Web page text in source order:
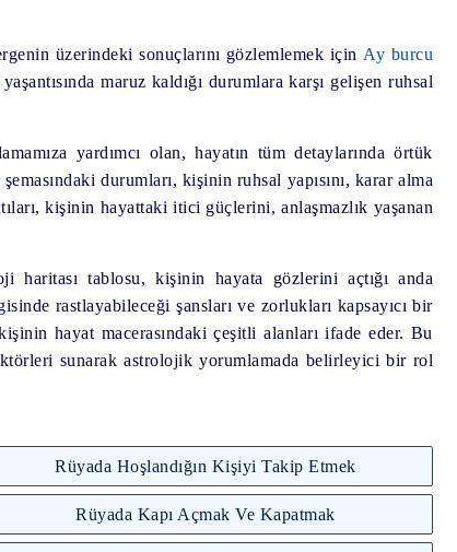
üzerindeki sonuçlarını gözlemlemek için Ay burcu
maruz kaldığı durumlara karşı gelişen ruhsal
yardımcı olan, hayatın tüm detaylarında örtük
durumları, kişinin ruhsal yapısını, karar alma
kişinin hayattaki itici güçlerini, anlaşmazlık yaşanan
haritası tablosu, kişinin hayata gözlerini açtığı anda
rastlayabileceği şansları ve zorlukları kapsayıcı bir
hayat macerasındaki çeşitli alanları ifade eder. Bu
sunarak astrolojik yorumlamada belirleyici bir rol
Rüyada Hoşlandığın Kişiyi Takip Etmek
Rüyada Kapı Açmak Ve Kapatmak